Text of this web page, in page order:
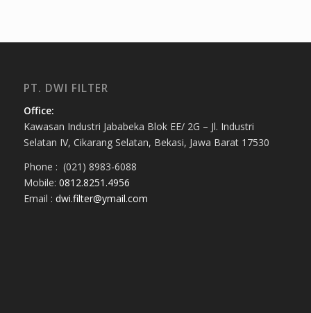
PT. DWI FILTER
Office:
Kawasan Industri Jababeka Blok EE/ 2G – Jl. Industri
Selatan IV, Cikarang Selatan, Bekasi, Jawa Barat 17530
Phone : (021) 8983-6088
Mobile: 0812.8251.4956
Email : dwi.filter@ymail.com